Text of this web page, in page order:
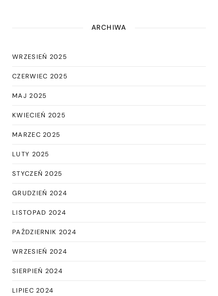
ARCHIWA
WRZESIEŃ 2025
CZERWIEC 2025
MAJ 2025
KWIECIEŃ 2025
MARZEC 2025
LUTY 2025
STYCZEŃ 2025
GRUDZIEŃ 2024
LISTOPAD 2024
PAŹDZIERNIK 2024
WRZESIEŃ 2024
SIERPIEŃ 2024
LIPIEC 2024